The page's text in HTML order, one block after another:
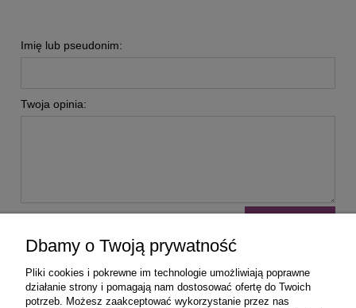
Imię lub pseudonim:
Twoja opinia:
Dbamy o Twoją prywatność
Pliki cookies i pokrewne im technologie umożliwiają poprawne
działanie strony i pomagają nam dostosować ofertę do Twoich
potrzeb. Możesz zaakceptować wykorzystanie przez nas